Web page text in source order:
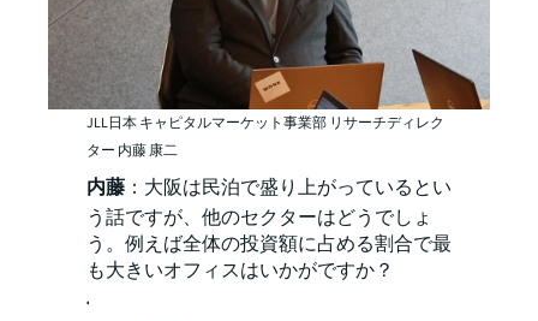
JLL日本 キャピタルマーケット事業部 リサーチディレク
ター 内藤 康二
内藤 ：大阪は民泊で盛り上がっているとい
う話ですが、他のセクターはどうでしょ
う。例えば全体の投資額に占める割合で最
も大きいオフィスはいかがですか？
小西